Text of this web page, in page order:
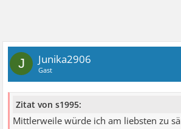
J Junika2906
Gast
Zitat von s1995:
Mittlerweile würde ich am liebsten zu